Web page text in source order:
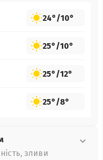
24°/10°
25°/10°
25°/12°
25°/8°
зливи